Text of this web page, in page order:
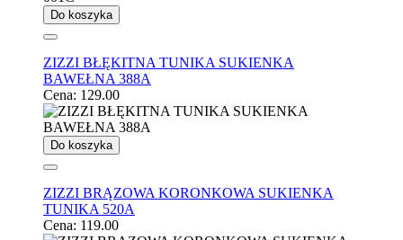
Do koszyka
ZIZZI BŁĘKITNA TUNIKA SUKIENKA
BAWEŁNA 388A
Cena: 129.00
Do koszyka
ZIZZI BRĄZOWA KORONKOWA SUKIENKA
TUNIKA 520A
Cena: 119.00